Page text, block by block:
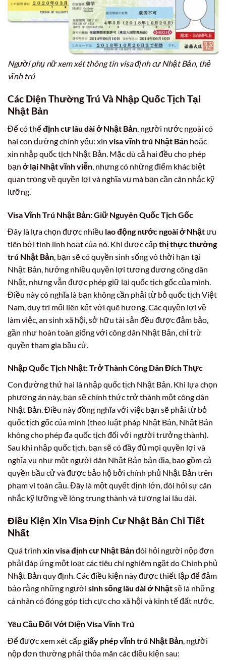
Người phụ nữ xem xét thông tin visa định cư Nhật Bản, thẻ
vĩnh trú
Các Diện Thường Trú Và Nhập Quốc Tịch Tại
Nhật Bản
Để có thểđịnh cư lâu dài ở Nhật Bản, người nước ngoài có
hai con đường chính yếu: xin visa vĩnh trú Nhật Bản hoặc
xin nhập quốc tịch Nhật Bản. Mặc dù cả hai đều cho phép
bạn ở lại Nhật vĩnh viễn, nhưng có những điểm khác biệt
quan trọng về quyền lợi và nghĩa vụ mà bạn cần cân nhắc kỹ
lưỡng.
Visa Vĩnh Trú Nhật Bản: Giữ Nguyên Quốc Tịch Gốc
Đây là lựa chọn được nhiều lao động nước ngoài ở Nhật ưu
tiên bởi tính linh hoạt của nó. Khi được cấpthị thực thường
trú Nhật Bản , bạn sẽ có quyền sinh sống vô thời hạn tại
Nhật Bản, hưởng nhiều quyền lợi tương đương công dân
Nhật, nhưng vẫn được phép giữ lại quốc tịch gốc của mình.
Điều này có nghĩa là bạn không cần phải từ bỏ quốc tịch Việt
Nam, duy trì mối liên kết với quê hương. Các quyền lợi về
làm việc, an sinh xã hội, sở hữu tài sản đều được đảm bảo,
gần như hoàn toàn giống với công dân Nhật Bản, chỉ trừ
quyền tham gia bầu cử.
Nhập Quốc Tịch Nhật: Trở Thành Công Dân Đích Thực
Con đường thứ hai là nhập quốc tịch Nhật Bản. Khi lựa chọn
phương án này, bạn sẽ chính thức trở thành một công dân
Nhật Bản. Điều này đồng nghĩa với việc bạn sẽ phải từ bỏ
quốc tịch gốc của mình (theo luật pháp Nhật Bản, Nhật Bản
không cho phép đa quốc tịch đối với người trưởng thành).
Sau khi nhập quốc tịch, bạn sẽ có đầy đủ mọi quyền lợi và
nghĩa vụ như một người dân Nhật Bản bản địa, bao gồm cả
quyền bầu cử và được bảo hộ bởi chính phủ Nhật Bản trên
phạm vi toàn cầu. Đây là một quyết định lớn, đòi hỏi sự cân
nhắc kỹ lưỡng về lòng trung thành và tương lai lâu dài.
Điều Kiện Xin Visa Định Cư Nhật Bản Chi Tiết
Nhất
Quá trình xin visa định cư Nhật Bảnđòi hỏi người nộp đơn
phải đáp ứng một loạt các tiêu chí nghiêm ngặt do Chính phủ
Nhật Bản quy định. Các điều kiện này được thiết lập để đảm
bảo rằng những người sinh sống lâu dài ở Nhậtsẽ là những
cá nhân có đóng góp tích cực cho xã hội và kinh tế đất nước.
Yêu Cầu Đối Với Diện Visa Vĩnh Trú
Để được xem xét cấpgiấy phép vĩnh trú Nhật Bản , người
nộp đơn thường phải thỏa mãn các điều kiện sau: